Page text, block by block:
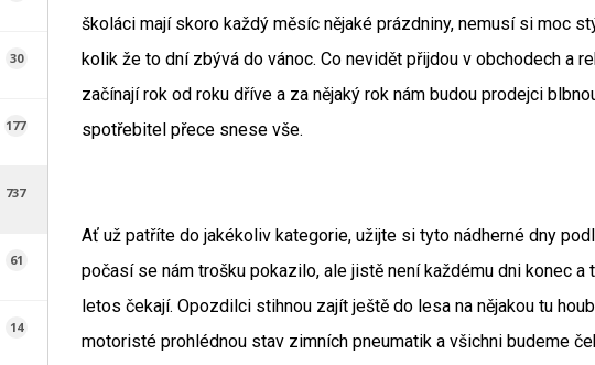
30
177
737
61
14
školáci mají skoro každý měsíc nějaké prázdniny, nemusí si moc
kolik že to dní zbývá do vánoc. Co nevidět přijdou v obchodech a
začínají rok od roku dříve a za nějaký rok nám budou prodejci
spotřebitel přece snese vše.
Ať už patříte do jakékoliv kategorie, užijte si tyto nádherné dny
počasí se nám trošku pokazilo, ale jistě není každému dni konec a
letos čekají. Opozdilci stihnou zajít ještě do lesa na nějakou tu
motoristé prohlédnou stav zimních pneumatik a všichni budeme